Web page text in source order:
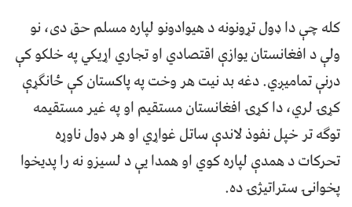
کله چې دا ډول تړونونه د هیوادونو لپاره مسلم حق دی، نو
ولې د افغانستان یوازې اقتصادي او تجاري اړیکي په خلکو کې
درنې تمامیږي. دغه بد نیت هر وخت په پاکستان کې ځانګړې
کړۍ لري، دا کړۍ افغانستان مستقیم او په غیر مستقیمه
توګه تر خپل نفوذ لاندې ساتل غواړي او هر ډول ناوړه
تحرکات د همدې لپاره کوي او همدا یې د لسیزو نه را پدیخوا
پخوانۍ ستراتیژۍ ده.